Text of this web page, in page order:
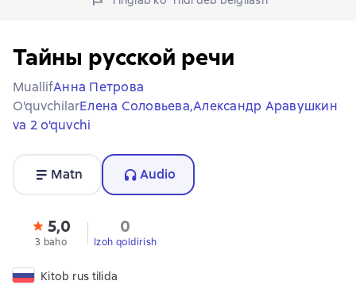
Тайны русской речи
MuallifАнна Петрова
O'quvchilarЕлена Соловьева,Александр Аравушкин
va 2 o'quvchi
Matn Audio
5,0
3 baho
0
Izoh qoldirish
Kitob rus tilida